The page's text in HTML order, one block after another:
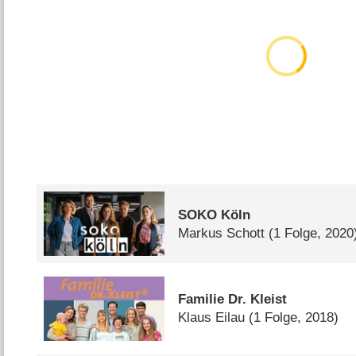
SOKO Köln
Markus Schott (1 Folge,
Familie Dr. Kleist
Klaus Eilau (1 Folge, 2018)